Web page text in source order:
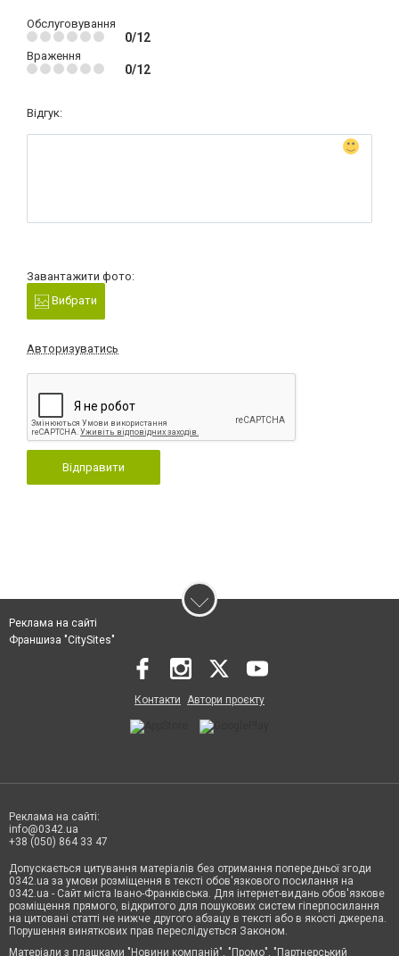
Обслуговування
0/12
Враження
0/12
Відгук:
Завантажити фото:
Вибрати
Авторизуватись
Відправити
Реклама на сайті
Франшиза "CitySites"
Контакти Автори проєкту
Реклама на сайті:
info@0342.ua
+38 (050) 864 33 47
Допускається цитування матеріалів без отримання попередньої згоди
0342.ua за умови розміщення в тексті обов'язкового посилання на
0342.ua - Сайт міста Івано-Франківська. Для інтернет-видань обов'язкове
розміщення прямого, відкритого для пошукових систем гіперпосилання
на цитовані статті не нижче другого абзацу в тексті або в якості джерела.
Порушення виняткових прав переслідується Законом.
Матеріали з плашками "Новини компаній", "Промо", "Партнерський